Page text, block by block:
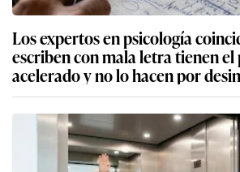
Los expertos en psicología
escriben con mala letra tienen
acelerado y no lo hacen por